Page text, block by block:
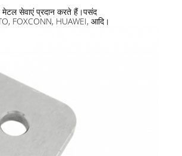
मेटल सेवाएं प्रदान करते हैं।पसंद
FOXCONN, HUAWEI, आदि।